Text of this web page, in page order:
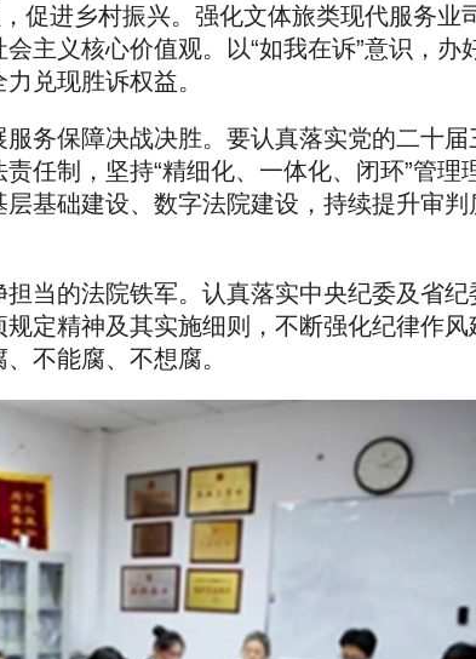
促进乡村振兴。强化文体旅类现代服务业
主义核心价值观。以“如我在诉”意识，办
兑现胜诉权益。
务保障决战决胜。要认真落实党的二十届
任制，坚持“精细化、一体化、闭环”管理
基础建设、数字法院建设，持续提升审判
当的法院铁军。认真落实中央纪委及省纪
定精神及其实施细则，不断强化纪律作风
不能腐、不想腐。